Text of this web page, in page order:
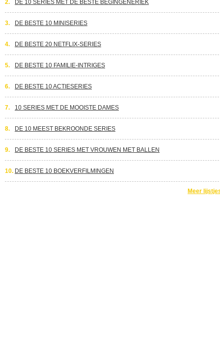
2. DE 10 SERIES MET DE BESTE BEGINGENERIEK
3. DE BESTE 10 MINISERIES
4. DE BESTE 20 NETFLIX-SERIES
5. DE BESTE 10 FAMILIE-INTRIGES
6. DE BESTE 10 ACTIESERIES
7. 10 SERIES MET DE MOOISTE DAMES
8. DE 10 MEEST BEKROONDE SERIES
9. DE BESTE 10 SERIES MET VROUWEN MET BALLEN
10. DE BESTE 10 BOEKVERFILMINGEN
Meer